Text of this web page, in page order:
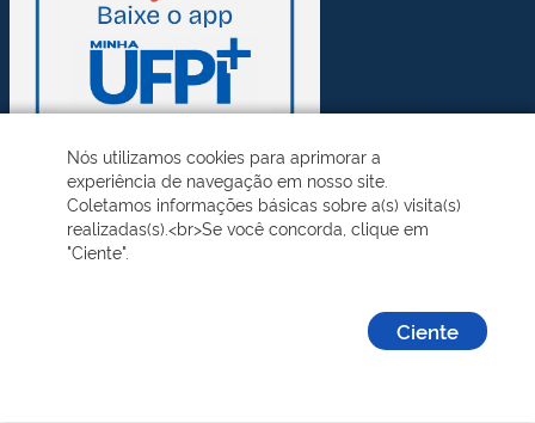
Nós utilizamos cookies para aprimorar a
experiência de navegação em nosso site.
Coletamos informações básicas sobre a(s) visita(s)
realizadas(s).<br>Se você concorda, clique em
"Ciente".
Ciente